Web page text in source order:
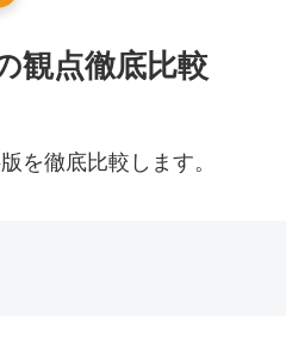
観点徹底比較
を徹底比較します。